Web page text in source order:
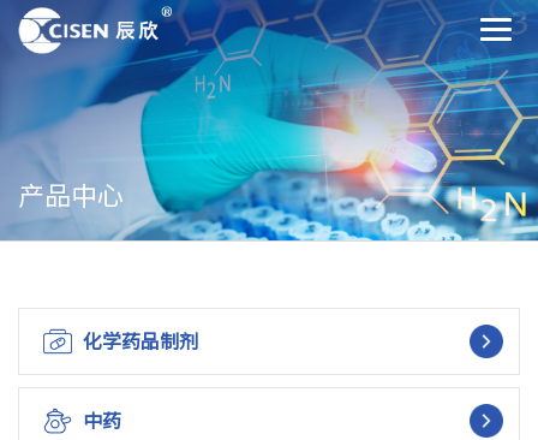
产品中心
化学药品制剂
中药